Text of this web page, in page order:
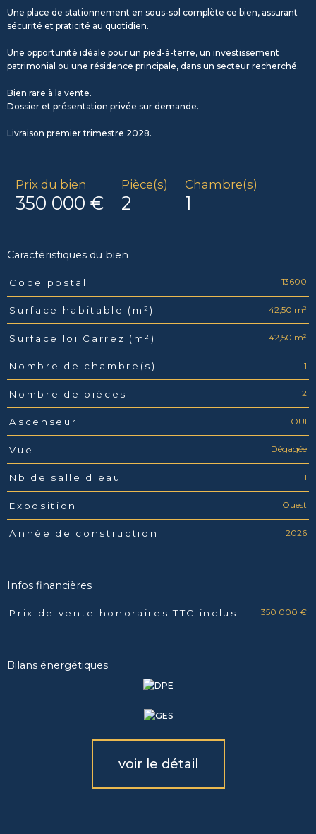
Une place de stationnement en sous-sol complète ce bien, assurant
sécurité et praticité au quotidien.
Une opportunité idéale pour un pied-à-terre, un investissement
patrimonial ou une résidence principale, dans un secteur recherché.
Bien rare à la vente.
Dossier et présentation privée sur demande.
Livraison premier trimestre 2028.
Prix du bien
350 000 €
Pièce(s)
2
Chambre(s)
1
Caractéristiques du bien
Caractéristiques Valeurs
Code postal 13600
Surface habitable (m²) 42,50 m²
Surface loi Carrez (m²) 42,50 m²
Nombre de chambre(s) 1
Nombre de pièces 2
Ascenseur OUI
Vue Dégagée
Nb de salle d'eau 1
Exposition Ouest
Année de construction 2026
Infos financières
Caractéristiques Valeurs
Prix de vente honoraires TTC inclus 350 000 €
Bilans énergétiques
voir le détail